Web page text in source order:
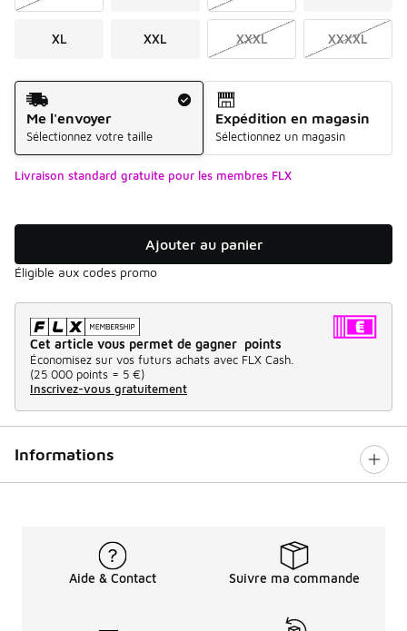
XL XXL XXXL XXXXL
Mode d'expédition
Me l'envoyer
Sélectionnez votre taille
Expédition en magasin
Sélectionnez un magasin
Livraison standard gratuite pour les membres FLX
Ajouter au panier
Éligible aux codes promo
Cet article vous permet de gagner points
Économisez sur vos futurs achats avec FLX Cash.
(25 000 points = 5 €)
Inscrivez-vous gratuitement
Informations
Aide & Contact Suivre ma commande